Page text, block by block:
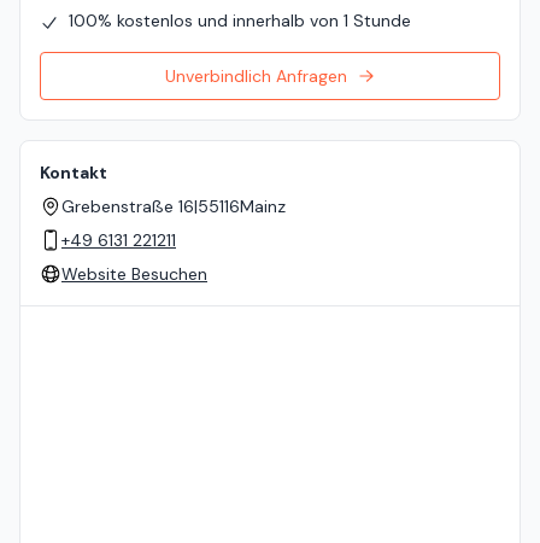
100% kostenlos und innerhalb von 1 Stunde
Unverbindlich Anfragen
Kontakt
Grebenstraße 16|55116Mainz
+49 6131 221211
Website Besuchen